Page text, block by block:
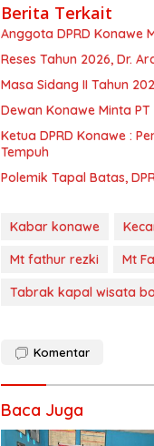
Berita Terkait
Anggota DPRD Konawe
Reses Tahun 2026, Dr.
Masa Sidang II Tahun
Dewan Konawe Minta PT
Ketua DPRD Konawe :
Tempuh
Polemik Tapal Batas,
Kabar konawe
Mt fathur rezki
Mt
Tabrak kapal wisata
Komentar
Baca Juga